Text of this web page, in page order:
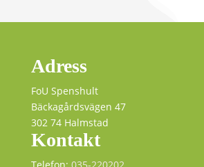
Adress
FoU Spenshult
Bäckagårdsvägen 47
302 74 Halmstad
Kontakt